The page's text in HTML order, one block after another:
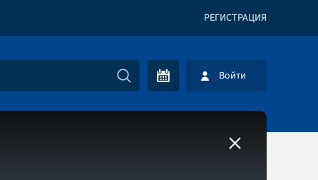
РЕГИСТРАЦИЯ
Войти